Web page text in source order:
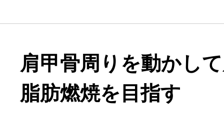
肩甲骨周りを動かし
脂肪燃焼を目指す